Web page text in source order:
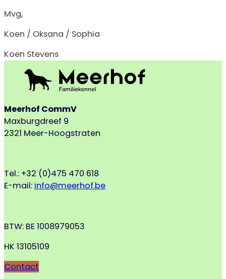
Mvg,
Koen / Oksana / Sophia
Koen Stevens
Meerhof CommV
Maxburgdreef 9
2321 Meer-Hoogstraten
Tel.: +32 (0)475 470 618
E-mail: info@meerhof.be
BTW: BE 1008979053
HK 13105109
Contact